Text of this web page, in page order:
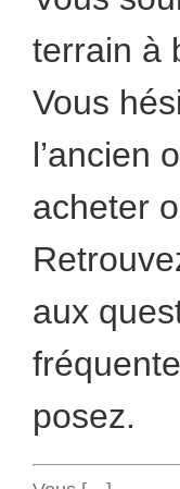
terrain à
Vous
l’ancien
acheter
aux
posez.